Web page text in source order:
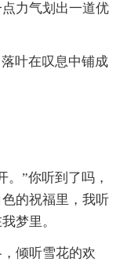
力气划出一道优
叶在叹息中铺成
”你听到了吗，
的祝福里，我听
梦里。
倾听雪花的欢